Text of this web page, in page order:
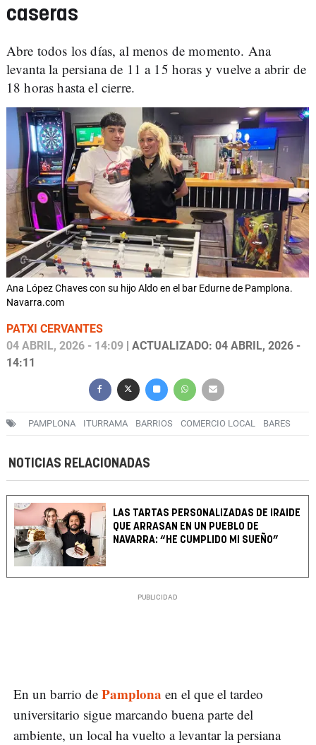
caseras
Abre todos los días, al menos de momento. Ana
levanta la persiana de 11 a 15 horas y vuelve a abrir de
18 horas hasta el cierre.
Ana López Chaves con su hijo Aldo en el bar Edurne de Pamplona.
Navarra.com
PATXI CERVANTES
04 ABRIL, 2026 - 14:09 | ACTUALIZADO: 04 ABRIL, 2026 -
14:11
PAMPLONA ITURRAMA BARRIOS COMERCIO LOCAL BARES
NOTICIAS RELACIONADAS
LAS TARTAS PERSONALIZADAS DE IRAIDE
QUE ARRASAN EN UN PUEBLO DE
NAVARRA: “HE CUMPLIDO MI SUEÑO”
En un barrio de Pamplona en el que el tardeo
universitario sigue marcando buena parte del
ambiente, un local ha vuelto a levantar la persiana